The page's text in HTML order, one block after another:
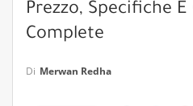
Prezzo, Specifiche
Complete
Di Merwan Redha